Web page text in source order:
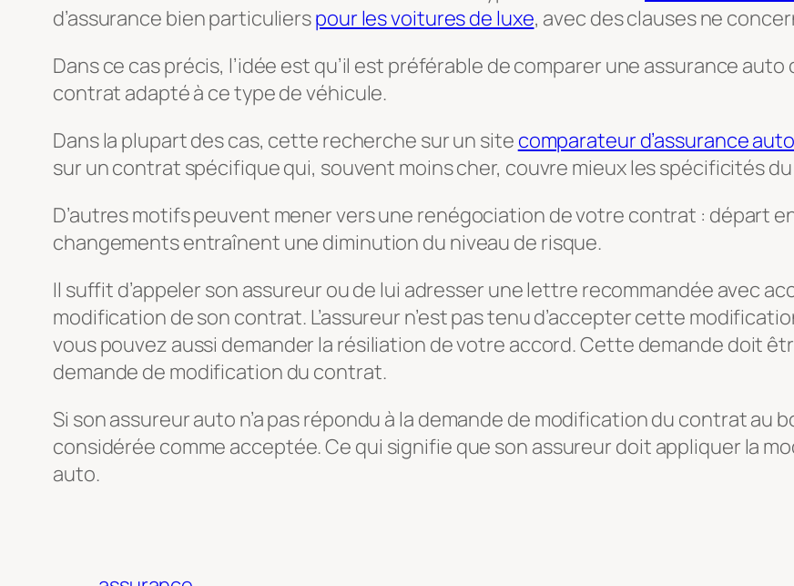
d’assurance bien particulierspour les voitures de luxe, avec des clauses ne
Dans ce cas précis, l’idée est qu’il est préférable de comparer une assurance
contrat adapté à ce type de véhicule.
Dans la plupart des cas, cette recherche sur un site comparateur d’assurance
sur un contrat spécifique qui, souvent moins cher, couvre mieux les spécificités
D’autres motifs peuvent mener vers une renégociation de votre contrat : départ
changements entraînent une diminution du niveau de risque.
Il suffit d’appeler son assureur ou de lui adresser une lettre recommandée avec
modification de son contrat. L’assureur n’est pas tenu d’accepter cette
vous pouvez aussi demander la résiliation de votre accord. Cette demande doit
demande de modification du contrat.
Si son assureur auto n’a pas répondu à la demande de modification du contrat au
considérée comme acceptée. Ce qui signifie que son assureur doit appliquer la
auto.